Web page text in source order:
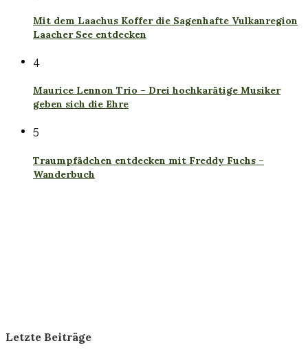
Mit dem Laachus Koffer die Sagenhafte Vulkanregion
Laacher See entdecken
4
Maurice Lennon Trio – Drei hochkarätige Musiker
geben sich die Ehre
5
Traumpfädchen entdecken mit Freddy Fuchs –
Wanderbuch
Letzte Beiträge